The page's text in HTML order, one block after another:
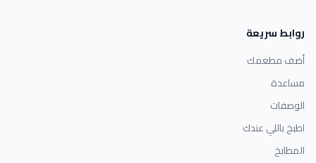
روابط سريعة
أضف مطعمك
مساعدة
الوصفات
اطبخ باللي عندك
المطابخ